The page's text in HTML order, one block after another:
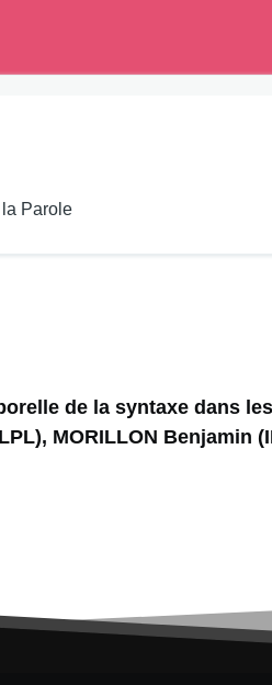
Parole
de la syntaxe dans
MORILLON Benjamin